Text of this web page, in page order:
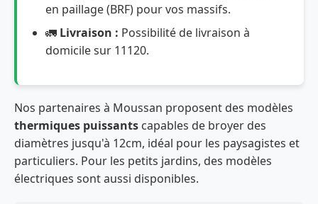
en paillage (BRF) pour vos massifs.
🚛 Livraison : Possibilité de livraison à
domicile sur 11120.
Nos partenaires à Moussan proposent des modèles
thermiques puissants capables de broyer des
diamètres jusqu'à 12cm, idéal pour les paysagistes et
particuliers. Pour les petits jardins, des modèles
électriques sont aussi disponibles.